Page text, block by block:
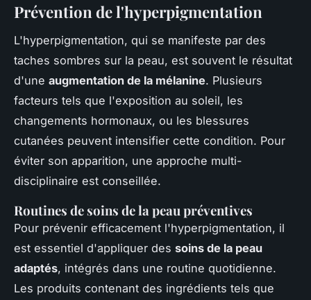
Prévention de l'hyperpigmentation
L'hyperpigmentation, qui se manifeste par des
taches sombres sur la peau, est souvent le résultat
d'une augmentation de la mélanine. Plusieurs
facteurs tels que l'exposition au soleil, les
changements hormonaux, ou les blessures
cutanées peuvent intensifier cette condition. Pour
éviter son apparition, une approche multi-
disciplinaire est conseillée.
Routines de soins de la peau préventives
Pour prévenir efficacement l'hyperpigmentation, il
est essentiel d'appliquer des soins de la peau
adaptés, intégrés dans une routine quotidienne.
Les produits contenant des ingrédients tels que